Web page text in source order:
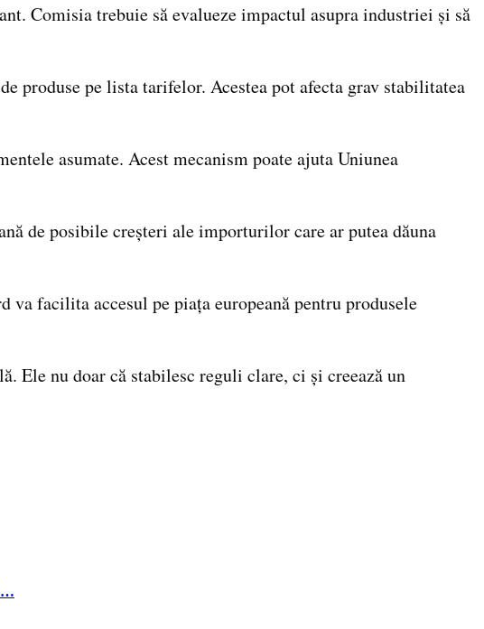
Comisia trebuie să evalueze impactul asupra industriei și să
produse pe lista tarifelor. Acestea pot afecta grav stabilitatea
asumate. Acest mecanism poate ajuta Uniunea
de posibile creșteri ale importurilor care ar putea dăuna
facilita accesul pe piața europeană pentru produsele
Ele nu doar că stabilesc reguli clare, ci și creează un